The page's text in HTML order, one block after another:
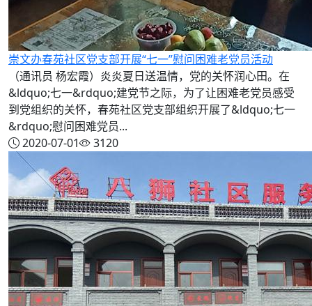
崇文办春苑社区党支部开展“七一”慰问困难老党员活动
（通讯员 杨宏霞）炎炎夏日送温情，党的关怀润心田。在
&ldquo;七一&rdquo;建党节之际，为了让困难老党员感受
到党组织的关怀，春苑社区党支部组织开展了&ldquo;七一
&rdquo;慰问困难党员...
2020-07-01
3120